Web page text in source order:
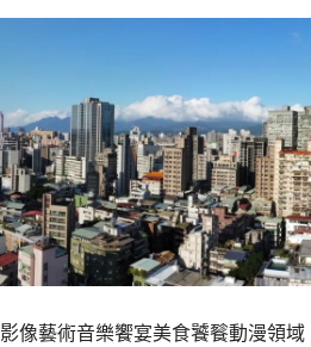
影像藝術音樂饗宴美食饕餮動漫領域